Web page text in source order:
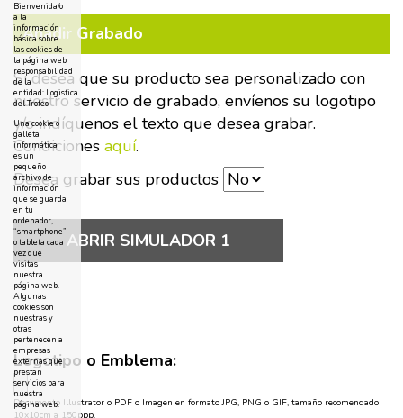
Añadir Grabado
Si desea que su producto sea personalizado con
nuestro servicio de grabado, envíenos su logotipo
y/o indíquenos el texto que desea grabar.
Condiciones aquí.
Desea grabar sus productos
ABRIR SIMULADOR 1
Logotipo o Emblema:
Documento Illustrator o PDF o Imagen en formato JPG, PNG o GIF, tamaño recomendado
10x10cm a 150ppp.
Bienvenida/o
a la
información
básica sobre
las cookies de
la página web
responsabilidad
de la
entidad: Logistica
del Trofeo
Una cookie o
galleta
informática
es un
pequeño
archivo de
información
que se guarda
en tu
ordenador,
“smartphone”
o tableta cada
vez que
visitas
nuestra
página web.
Algunas
cookies son
nuestras y
otras
pertenecen a
empresas
externas que
prestan
servicios para
nuestra
página web.